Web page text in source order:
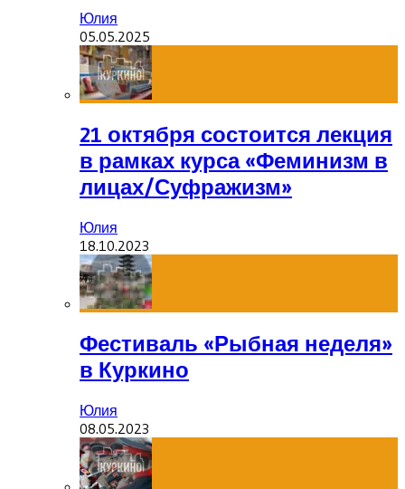
Юлия
05.05.2025
21 октября состоится лекция
в рамках курса «Феминизм в
лицах/Суфражизм»
Юлия
18.10.2023
Фестиваль «Рыбная неделя»
в Куркино
Юлия
08.05.2023